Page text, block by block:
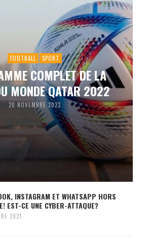
FOOTBALL SPORT
COMPLET DE LA
MONDE QATAR 2022
20 NOVEMBRE 2022
INSTAGRAM ET WHATSAPP HORS
EST-CE UNE CYBER-ATTAQUE?
2021